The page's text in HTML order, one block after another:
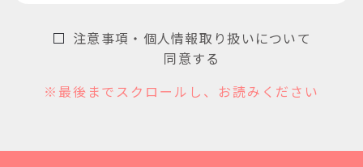
＊安全が確保された環境でのご参加をお願いいたします。
（車の運転中や、公共交通機関での移動中のご利用はお控えください）
＊オンラインカウンセリング終了後、ご登録いただいたメールアドレス
＊カウンセリングのご利用にかかるパケット通信料はお客様のご負担と
なります。
た、通信状態が改善されない場合、ご登録いただいた電話番号にご連絡
注意事項・個人情報取り扱いについて
同意する
※最後までスクロールし、お読みください